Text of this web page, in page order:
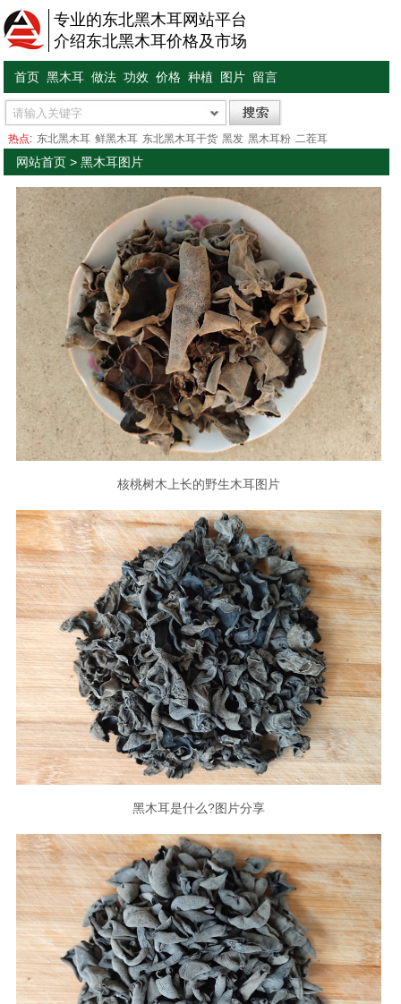
专业的东北黑木耳网站平台
介绍东北黑木耳价格及市场
首页 黑木耳 做法 功效 价格 种植 图片 留言
热点: 东北黑木耳 鲜黑木耳 东北黑木耳干货 黑发 黑木耳粉 二茬耳
网站首页 >黑木耳图片
核桃树木上长的野生木耳图片
黑木耳是什么?图片分享